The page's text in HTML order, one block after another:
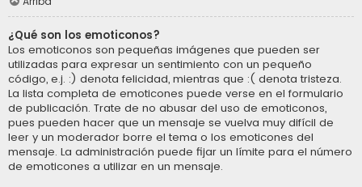
¿Qué son los emoticonos?
Los emoticonos son pequeñas imágenes que pueden ser
utilizadas para expresar un sentimiento con un pequeño
código, e.j. :) denota felicidad, mientras que :( denota tristeza.
La lista completa de emoticones puede verse en el formulario
de publicación. Trate de no abusar del uso de emoticonos,
pues pueden hacer que un mensaje se vuelva muy difícil de
leer y un moderador borre el tema o los emoticones del
mensaje. La administración puede fijar un límite para el número
de emoticones a utilizar en un mensaje.